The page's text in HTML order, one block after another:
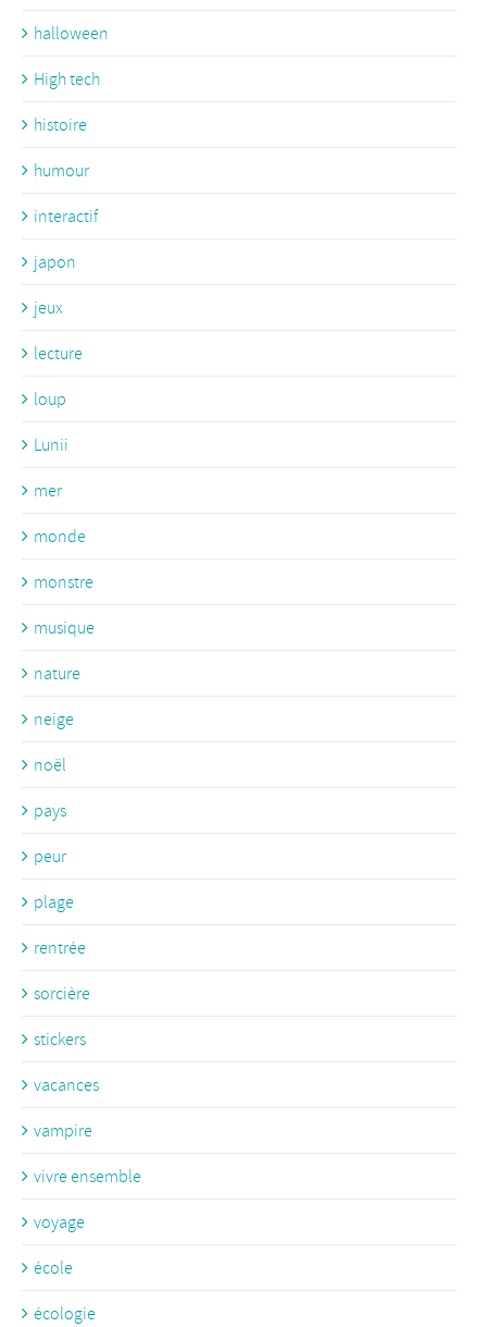
halloween
High tech
histoire
humour
interactif
japon
jeux
lecture
loup
Lunii
mer
monde
monstre
musique
nature
neige
noël
pays
peur
plage
rentrée
sorcière
stickers
vacances
vampire
vivre ensemble
voyage
école
écologie